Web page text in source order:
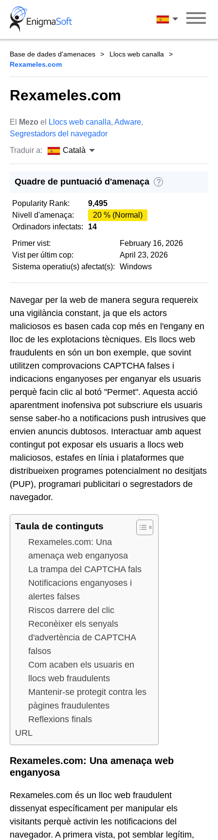
Skip
content
Català
Base de dades d'amenaces
Llocs web canalla
Rexameles.com
Rexameles.com
El Mezo el Llocs web canalla, Adware,
Segrestadors del navegador
Traduir a:
Català
Quadre de puntuació d'amenaça ?
Popularity Rank:
9,495
Nivell d'amenaça:
20 % (Normal)
Ordinadors infectats:
14
Primer vist:
February 16, 2026
Vist per últim cop:
April 23, 2026
Sistema operatiu(s) afectat(s):
Windows
Navegar per la web de manera segura requereix
una vigilància constant, ja que els actors
maliciosos es basen cada cop més en l'engany en
lloc de les explotacions tècniques. Els llocs web
fraudulents en són un bon exemple, que sovint
utilitzen comprovacions CAPTCHA falses i
indicacions enganyoses per enganyar els usuaris
perquè facin clic al botó "Permet". Aquesta acció
aparentment inofensiva pot subscriure els usuaris
sense saber-ho a notificacions push intrusives que
envien anuncis dubtosos. Interactuar amb aquest
contingut pot exposar els usuaris a llocs web
maliciosos, estafes en línia i plataformes que
distribueixen programes potencialment no desitjats
(PUP), programari publicitari o segrestadors de
navegador.
Taula de continguts
Rexameles.com: Una
amenaça web enganyosa
La trampa del CAPTCHA fals
Notificacions enganyoses i
alertes falses
Riscos darrere del clic
Reconèixer els senyals
d'advertència de CAPTCHA
falsos
Com acaben els usuaris en
llocs web fraudulents
Mantenir-se protegit contra les
pàgines fraudulentes
Reflexions finals
URL
Rexameles.com: Una amenaça web
enganyosa
Rexameles.com és un lloc web fraudulent
dissenyat específicament per manipular els
visitants perquè activin les notificacions del
navegador. A primera vista, pot semblar legítim,